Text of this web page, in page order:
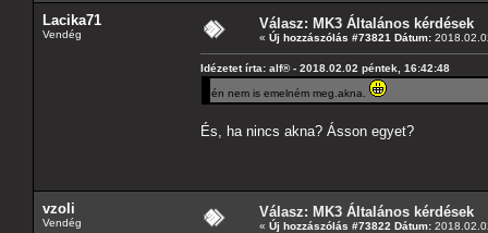
Lacika71
Vendég
Válasz: MK3 Általános kérdések
« Új hozzászólás #73821 Dátum:
Idézetet írta: alf® - 2018.02.02 péntek, 16:42:48
én nem is emelném meg.akna.
És, ha nincs akna? Ásson egyet?
vzoli
Vendég
Válasz: MK3 Általános kérdések
« Új hozzászólás #73822 Dátum: